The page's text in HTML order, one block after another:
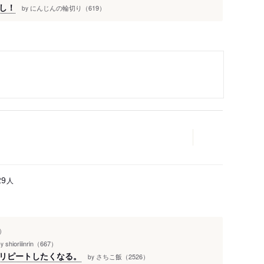
！ by にんじんの輪切り（619）
人
shioriiinrin（667）
ートしたくなる。 by さちこ飯（2526）